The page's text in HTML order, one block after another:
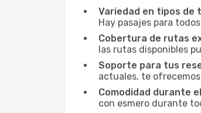
Variedad en tipos de
Hay pasajes para
Cobertura de rutas
las rutas disponibles
Soporte para tus
actuales, te
Comodidad durante
con esmero durante